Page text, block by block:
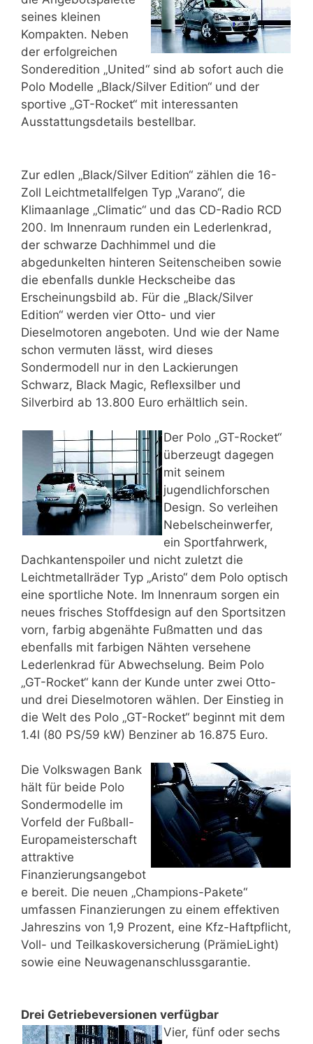
seines kleinen
Kompakten. Neben
der erfolgreichen
Sonderedition „United“ sind ab sofort auch die
Polo Modelle „Black/Silver Edition“ und der
sportive „GT-Rocket“ mit interessanten
Ausstattungsdetails bestellbar.
Zur edlen „Black/Silver Edition“ zählen die 16-
Zoll Leichtmetallfelgen Typ „Varano“, die
Klimaanlage „Climatic“ und das CD-Radio RCD
200. Im Innenraum runden ein Lederlenkrad,
der schwarze Dachhimmel und die
abgedunkelten hinteren Seitenscheiben sowie
die ebenfalls dunkle Heckscheibe das
Erscheinungsbild ab. Für die „Black/Silver
Edition“ werden vier Otto- und vier
Dieselmotoren angeboten. Und wie der Name
schon vermuten lässt, wird dieses
Sondermodell nur in den Lackierungen
Schwarz, Black Magic, Reflexsilber und
Silverbird ab 13.800 Euro erhältlich sein.
Der Polo „GT-Rocket“
überzeugt dagegen
mit seinem
jugendlichforschen
Design. So verleihen
Nebelscheinwerfer,
ein Sportfahrwerk,
Dachkantenspoiler und nicht zuletzt die
Leichtmetallräder Typ „Aristo“ dem Polo optisch
eine sportliche Note. Im Innenraum sorgen ein
neues frisches Stoffdesign auf den Sportsitzen
vorn, farbig abgenähte Fußmatten und das
ebenfalls mit farbigen Nähten versehene
Lederlenkrad für Abwechselung. Beim Polo
„GT-Rocket“ kann der Kunde unter zwei Otto-
und drei Dieselmotoren wählen. Der Einstieg in
die Welt des Polo „GT-Rocket“ beginnt mit dem
1.4l (80 PS/59 kW) Benziner ab 16.875 Euro.
Die Volkswagen Bank
hält für beide Polo
Sondermodelle im
Vorfeld der Fußball-
Europameisterschaft
attraktive
Finanzierungsangebot
e bereit. Die neuen „Champions-Pakete“
umfassen Finanzierungen zu einem effektiven
Jahreszins von 1,9 Prozent, eine Kfz-Haftpflicht,
Voll- und Teilkaskoversicherung (PrämieLight)
sowie eine Neuwagenanschlussgarantie.
Drei Getriebeversionen verfügbar
Vier, fünf oder sechs